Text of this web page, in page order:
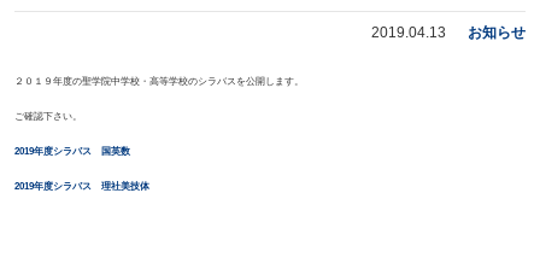
2019.04.13 お知らせ
２０１９年度の聖学院中学校・高等学校のシラバスを公開します。
ご確認下さい。
2019年度シラバス 国英数
2019年度シラバス 理社美技体